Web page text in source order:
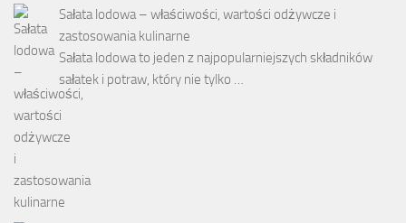
Sałata lodowa – właściwości, wartości odżywcze i
zastosowania kulinarne
Sałata lodowa to jeden z najpopularniejszych składników
sałatek i potraw, który nie tylko …